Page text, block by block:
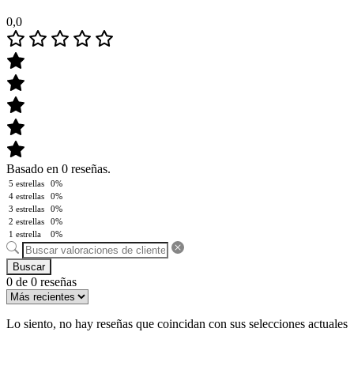
0,0
Basado en 0 reseñas.
5 estrellas
0%
4 estrellas
0%
3 estrellas
0%
2 estrellas
0%
1 estrella
0%
Buscar
0 de 0 reseñas
Lo siento, no hay reseñas que coincidan con sus selecciones actuales